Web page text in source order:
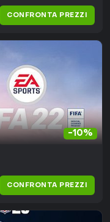
CONFRONTA PREZZI
-10%
CONFRONTA PREZZI